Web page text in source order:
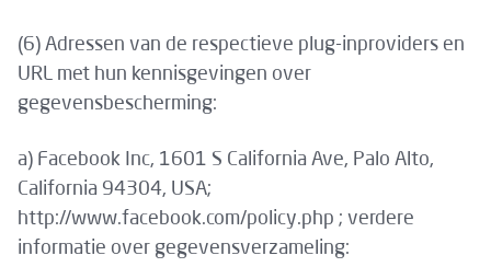
(6) Adressen van de respectieve plug-inproviders en
URL met hun kennisgevingen over
gegevensbescherming:
a) Facebook Inc, 1601 S California Ave, Palo Alto,
California 94304, USA;
http://www.facebook.com/policy.php ; verdere
informatie over gegevensverzameling: